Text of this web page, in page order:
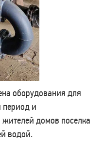
оборудования для
период и
жителей домов поселка
водой.